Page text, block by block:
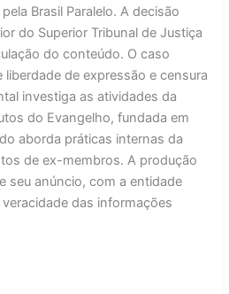
Brasil Paralelo. A decisão
do Superior Tribunal de Justiça
do conteúdo. O caso
de expressão e censura
investiga as atividades da
do Evangelho, fundada em
aborda práticas internas da
de ex-membros. A produção
seu anúncio, com a entidade
das informações